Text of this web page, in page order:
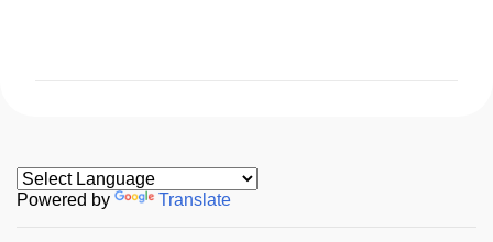
t
a
Powered by Translate